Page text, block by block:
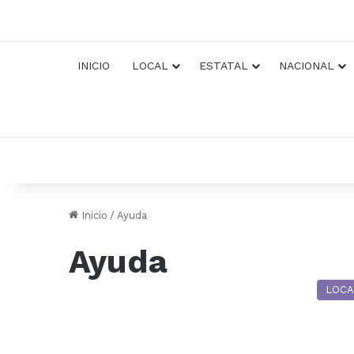
INICIO LOCAL ESTATAL NACIONAL
Inicio / Ayuda
Ayuda